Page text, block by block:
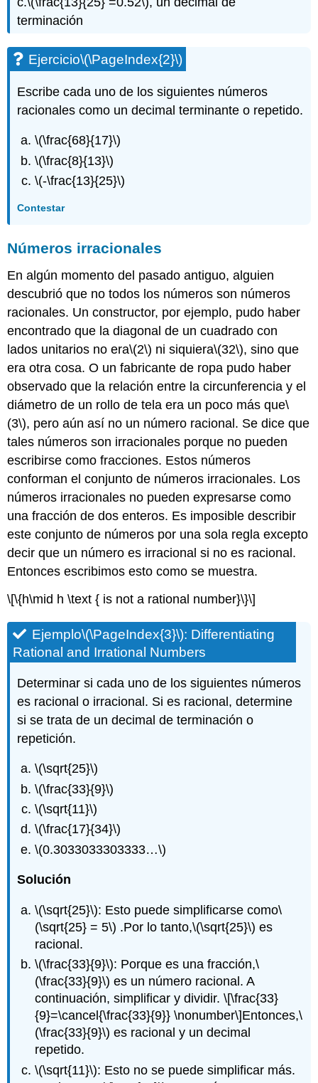
terminación
Ejercicio\(\PageIndex{2}\)
Escribe cada uno de los siguientes números
racionales como un decimal terminante o repetido.
\(\frac{68}{17}\)
\(\frac{8}{13}\)
\(-\frac{13}{25}\)
Contestar
Números irracionales
En algún momento del pasado antiguo, alguien
descubrió que no todos los números son números
racionales. Un constructor, por ejemplo, pudo haber
encontrado que la diagonal de un cuadrado con
lados unitarios no era\(2\) ni siquiera\(32\), sino que
era otra cosa. O un fabricante de ropa pudo haber
observado que la relación entre la circunferencia y el
diámetro de un rollo de tela era un poco más que\
(3\), pero aún así no un número racional. Se dice que
tales números son irracionales porque no pueden
escribirse como fracciones. Estos números
conforman el conjunto de números irracionales. Los
números irracionales no pueden expresarse como
una fracción de dos enteros. Es imposible describir
este conjunto de números por una sola regla excepto
decir que un número es irracional si no es racional.
Entonces escribimos esto como se muestra.
\[\{h\mid h \text { is not a rational number}\}\]
Ejemplo\(\PageIndex{3}\): Differentiating
Rational and Irrational Numbers
Determinar si cada uno de los siguientes números
es racional o irracional. Si es racional, determine
si se trata de un decimal de terminación o
repetición.
\(\sqrt{25}\)
\(\frac{33}{9}\)
\(\sqrt{11}\)
\(\frac{17}{34}\)
\(0.3033033303333…\)
Solución
\(\sqrt{25}\): Esto puede simplificarse como\
(\sqrt{25} = 5\) .Por lo tanto,\(\sqrt{25}\) es
racional.
\(\frac{33}{9}\): Porque es una fracción,\
(\frac{33}{9}\) es un número racional. A
continuación, simplificar y dividir.\[\frac{33}
{9}=\cancel{\frac{33}{9}} \nonumber\]Entonces,\
(\frac{33}{9}\) es racional y un decimal
repetido.
\(\sqrt{11}\): Esto no se puede simplificar más.